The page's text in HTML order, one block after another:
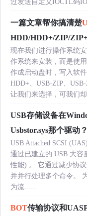
过发送自定义IOCTL码
一篇文章帮你搞清楚
HDD/HDD+/ZIP/
现在我们进行操作系统
作系统来安装，而是使用
作成启动盘时，写入软
HDD+、USB-ZIP、
让我们来选择，可我们
USB存储设备在
Usbstor.sys那个驱动？
USB Attached SCSI
通过已建立的 USB 大容
性能) 。 它通过减少协
并并行处理多个命令。
为流......
BOT传输协议和